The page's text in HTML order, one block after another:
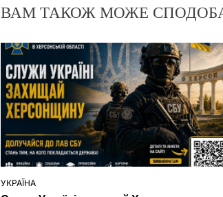
ВАМ ТАКОЖ МОЖЕ
ОПУБЛІКУВАТИ
УКРАЇНА